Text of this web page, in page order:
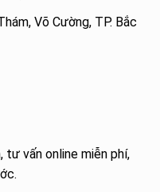
Võ Cường, TP. Bắc
tư vấn online miễn phí,